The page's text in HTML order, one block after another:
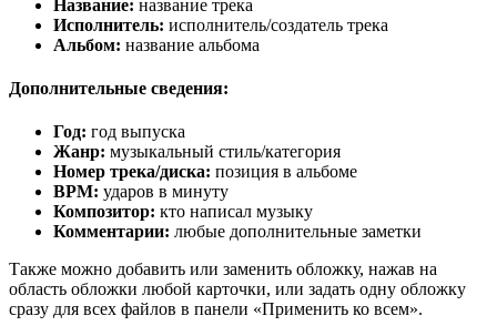
Название: название трека
Исполнитель: исполнитель/создатель трека
Альбом: название альбома
Дополнительные сведения:
Год: год выпуска
Жанр: музыкальный стиль/категория
Номер трека/диска: позиция в альбоме
BPM: ударов в минуту
Композитор: кто написал музыку
Комментарии: любые дополнительные заметки
Также можно добавить или заменить обложку, нажав на
область обложки любой карточки, или задать одну обложку
сразу для всех файлов в панели «Применить ко всем».